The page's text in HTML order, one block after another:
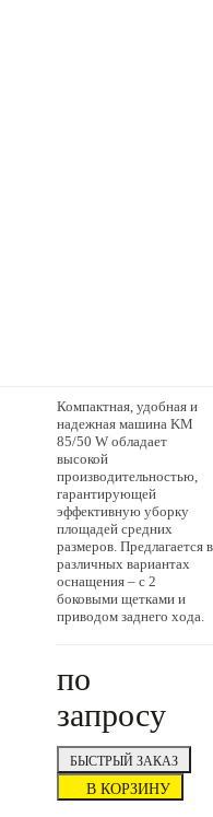
Компактная, удобная и
надежная машина KM
85/50 W обладает
высокой
производительностью,
гарантирующей
эффективную уборку
площадей средних
размеров. Предлагается в
различных вариантах
оснащения – с 2
боковыми щетками и
приводом заднего хода.
по
запросу
БЫСТРЫЙ ЗАКАЗ
В КОРЗИНУ